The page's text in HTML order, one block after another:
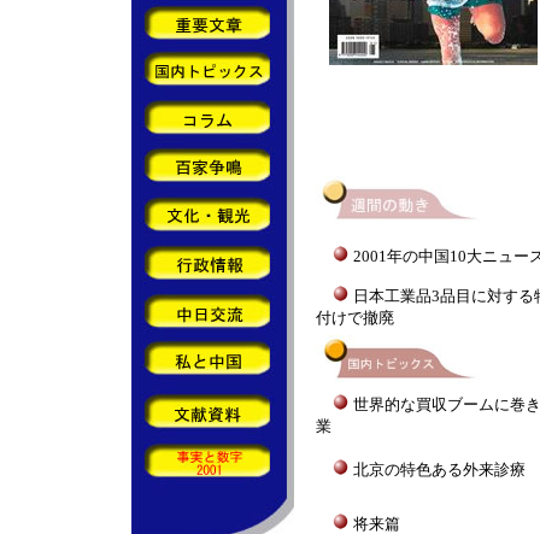
2001年の中国10大ニュー
日本工業品3品目に対す
付けで撤廃
世界的な買収ブームに巻
業
北京の特色ある外来診療
将来篇